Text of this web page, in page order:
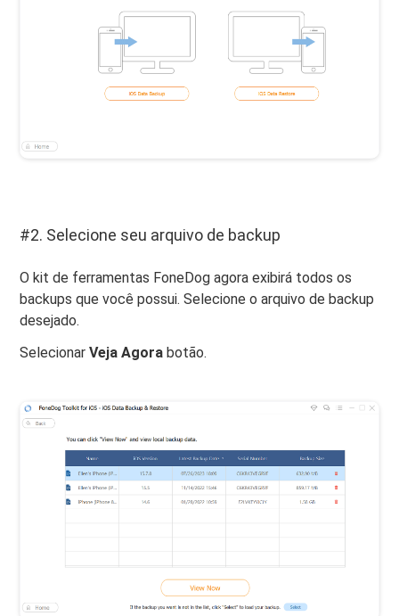
#2. Selecione seu arquivo de backup
O kit de ferramentas FoneDog agora exibirá todos os
backups que você possui. Selecione o arquivo de backup
desejado.
SelecionarVeja Agora botão.